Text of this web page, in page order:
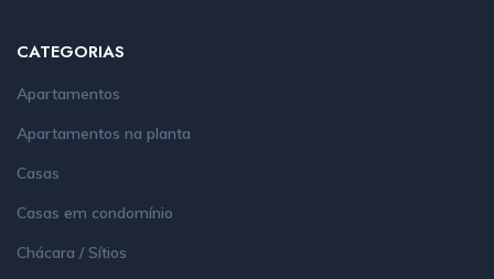
CATEGORIAS
Apartamentos
Apartamentos na planta
Casas
Casas em condomínio
Chácara / Sítios